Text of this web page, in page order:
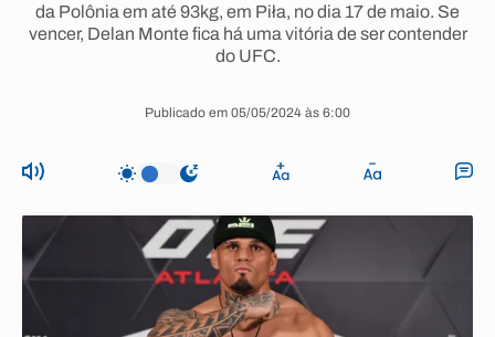
da Polônia em até 93kg, em Piła, no dia 17 de maio. Se
vencer, Delan Monte fica há uma vitória de ser contender
do UFC.
Publicado em 05/05/2024 às 6:00